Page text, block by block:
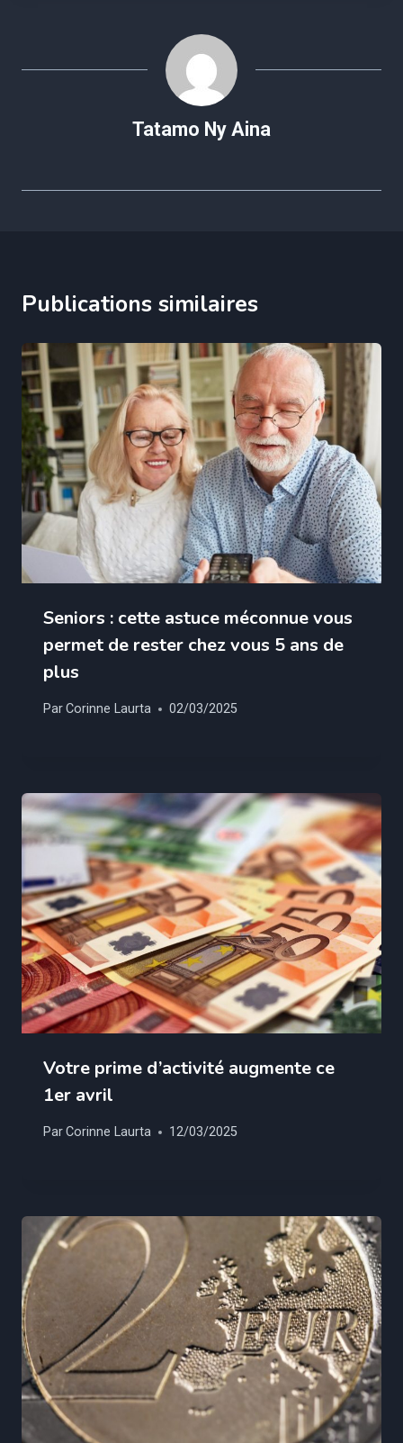
Tatamo Ny Aina
Publications similaires
Seniors : cette astuce méconnue vous
permet de rester chez vous 5 ans de
plus
ParCorinne Laurta 02/03/2025
Votre prime d’activité augmente ce
1er avril
ParCorinne Laurta 12/03/2025